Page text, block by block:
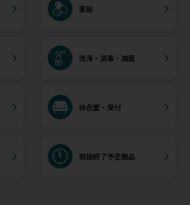
薬局
洗浄・消毒・滅菌
待合室・受付
取扱終了予定商品